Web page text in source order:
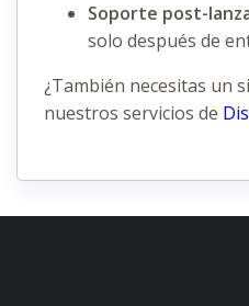
Soporte post-
solo después de
¿También necesitas un
nuestros servicios de